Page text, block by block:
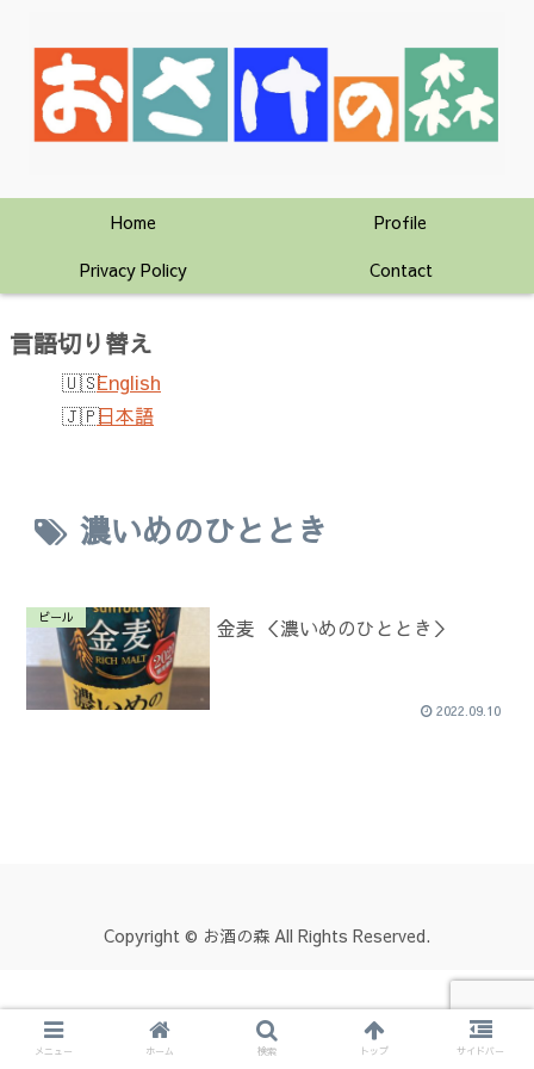
Home
Profile
Privacy Policy
Contact
言語切り替え
English
日本語
濃いめのひととき
ビール 金麦 ＜濃いめのひととき＞
2022.09.10
Copyright © お酒の森 All Rights Reserved.
メニュー ホーム 検索 トップ サイドバー